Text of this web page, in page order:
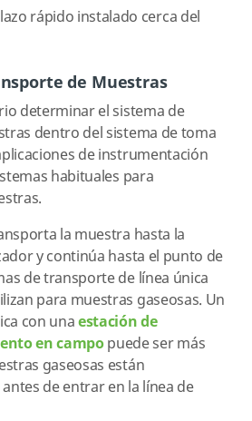
rápido instalado cerca del
de Muestras
determinar el sistema de
dentro del sistema de toma
de instrumentación
habituales para
la muestra hasta la
y continúa hasta el punto de
de transporte de línea única
para muestras gaseosas. Un
con unaestación de
en campopuede ser más
gaseosas están
de entrar en la línea de